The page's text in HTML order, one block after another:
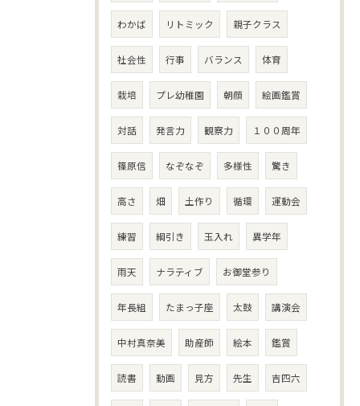
わかば リトミック 親子クラス
社会性 行事 バランス 体育
栽培 プレ幼稚園 朝顔 絵画鑑賞
対話 発言力 観察力 １００周年
篠原信 なぞなぞ 多様性 驚き
高さ 畑 土作り 循環 運動会
練習 綱引き 玉入れ 異学年
雨天 ナラティブ お御堂参り
年長組 たまっ子座 太鼓 講演会
中村真奈美 助産師 絵本 鑑賞
読書 動画 見方 先生 吉四六